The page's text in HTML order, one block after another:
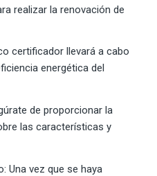
realizar la renovación de
certificador llevará a cabo
energética del
de proporcionar la
las características y
Una vez que se haya